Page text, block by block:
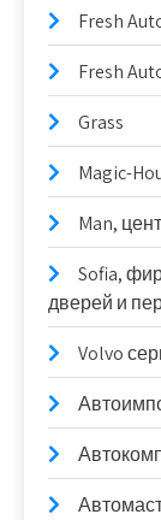
Fresh
Fresh
Grass
Magic-
Man,
Sofia,
дверей и
Volvo